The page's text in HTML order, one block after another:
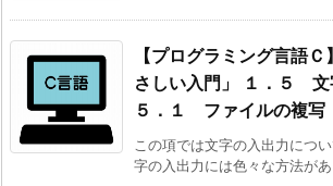
【プログラミング言語
さしい入門」
１．５ 文
５．１ ファイルの複写
この項では文字の入出力につ
字の入出力には色々な方法が